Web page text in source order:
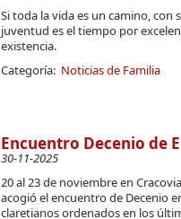
Si toda la vida es un camino, con
juventud es el tiempo por
existencia.
Categoría: Noticias de Familia
Encuentro Decenio de
30-11-2025
20 al 23 de noviembre en
acogió el encuentro de Decenio
claretianos ordenados en los